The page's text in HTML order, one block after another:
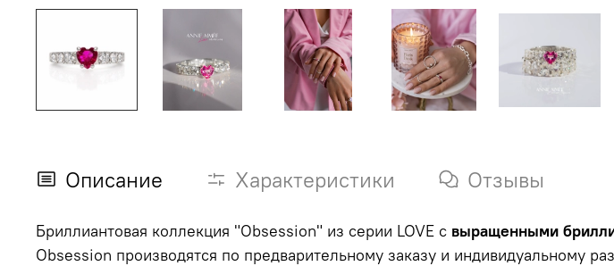
Описание Характеристики Отзывы
Бриллиантовая коллекция "Obsession" из серии LOVE с выращенными
Obsession производятся по предварительному заказу и индивидуальному